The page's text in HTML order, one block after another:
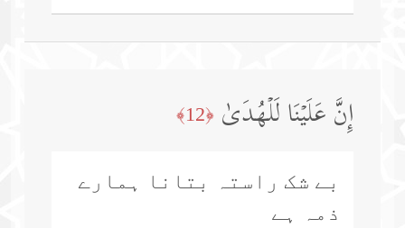
إِنَّ عَلَیۡنَا لَلۡهُدَىٰ ﴿12﴾
بے شک راستہ بتانا ہمارے
ذمہ ہے